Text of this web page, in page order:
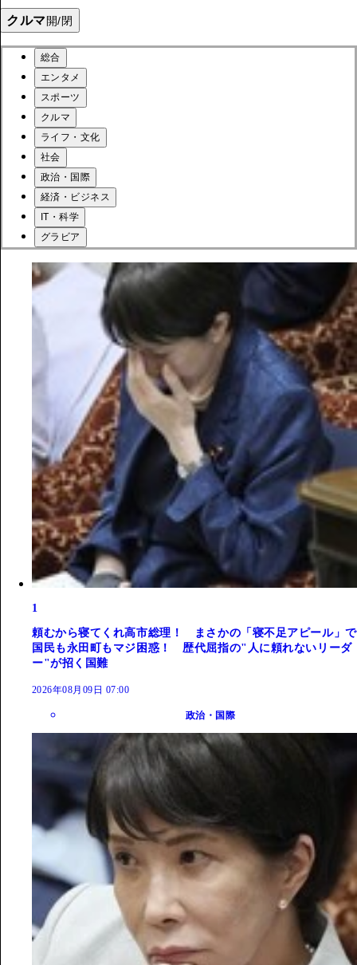
クルマ開/閉
総合
エンタメ
スポーツ
クルマ
ライフ・文化
社会
政治・国際
経済・ビジネス
IT・科学
グラビア
1
頼むから寝てくれ高市総理！ まさかの「寝不足アピール」で
国民も永田町もマジ困惑！ 歴代屈指の"人に頼れないリーダ
ー"が招く国難
2026年08月09日 07:00
政治・国際